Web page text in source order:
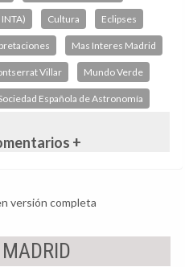
Cultura Eclipses
Mas Interes Madrid
Villar Mundo Verde
Española de Astronomía
+
versión completa